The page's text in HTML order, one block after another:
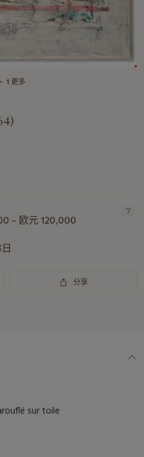
1 更多
– 欧元 120,000
分享
sur toile